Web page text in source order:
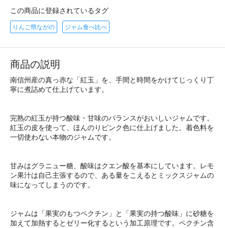
この商品に登録されているタグ
りんご県ながの ジャム食べ比べ
商品の説明
南信州産の真っ赤な「紅玉」を、手間と時間をかけてじっくり丁
寧に煮詰めて仕上げています。
完熟の紅玉が持つ酸味・甘味のバランスがおいしいジャムです。
紅玉の皮を使って、ほんのりピンク色に仕上げました。着色料を
一切使わない本物のジャムです。
甘みはグラニュー糖、酸味はクエン酸を基本にしています。レモ
ン果汁は自己主張するので、ある量をこえるとミックスジャムの
味になってしまうのです。
ジャムは「果実のもつペクチン」と「果実の持つ酸味」に砂糖を
加えて加熱するとゼリー化するという加工原理です。ペクチン含